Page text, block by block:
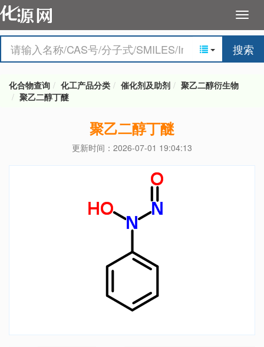
搜索
化合物查询 化工产品分类 催化剂及助剂
聚乙二醇衍生物
聚乙二醇丁醚
聚乙二醇丁醚
更新时间：2026-07-01 19:04:13